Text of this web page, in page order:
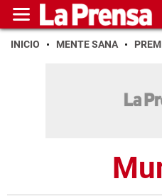
INICIO MENTE SANA